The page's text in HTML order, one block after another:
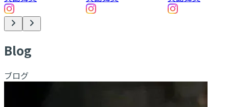
Blog
ブログ